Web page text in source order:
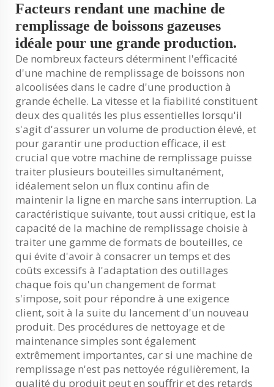
Facteurs rendant une machine de
remplissage de boissons gazeuses
idéale pour une grande production.
De nombreux facteurs déterminent l'efficacité
d'une machine de remplissage de boissons non
alcoolisées dans le cadre d'une production à
grande échelle. La vitesse et la fiabilité constituent
deux des qualités les plus essentielles lorsqu'il
s'agit d'assurer un volume de production élevé, et
pour garantir une production efficace, il est
crucial que votre machine de remplissage puisse
traiter plusieurs bouteilles simultanément,
idéalement selon un flux continu afin de
maintenir la ligne en marche sans interruption. La
caractéristique suivante, tout aussi critique, est la
capacité de la machine de remplissage choisie à
traiter une gamme de formats de bouteilles, ce
qui évite d'avoir à consacrer un temps et des
coûts excessifs à l'adaptation des outillages
chaque fois qu'un changement de format
s'impose, soit pour répondre à une exigence
client, soit à la suite du lancement d'un nouveau
produit. Des procédures de nettoyage et de
maintenance simples sont également
extrêmement importantes, car si une machine de
remplissage n'est pas nettoyée régulièrement, la
qualité du produit peut en souffrir et des retards